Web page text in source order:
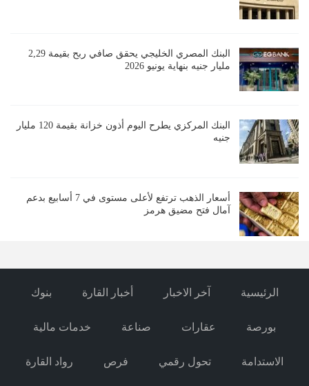
البنك المصري الخليجي يحقق صافي ربح بقيمة 2,29
مليار جنيه بنهاية يونيو 2026
البنك المركزي يطرح اليوم أذون خزانة بقيمة 120 مليار
جنيه
أسعار الذهب ترتفع لأعلى مستوى في 7 أسابيع بدعم
آمال فتح مضيق هرمز
الرئيسية آخر الاخبار أخبار القارة بنوك
بورصة عقارات صناعة خدمات مالية
الاستدامة تحول رقمي فرص رواد القارة